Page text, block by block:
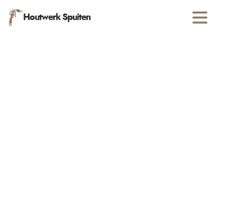
Houtwerk Spuiten